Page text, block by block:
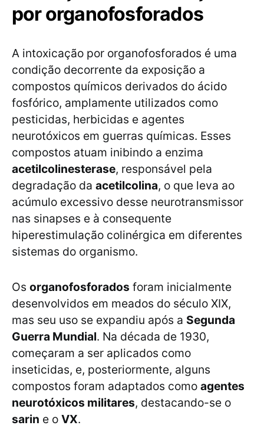
por organofosforados
A intoxicação por organofosforados é uma
condição decorrente da exposição a
compostos químicos derivados do ácido
fosfórico, amplamente utilizados como
pesticidas, herbicidas e agentes
neurotóxicos em guerras químicas. Esses
compostos atuam inibindo a enzima
acetilcolinesterase, responsável pela
degradação da acetilcolina, o que leva ao
acúmulo excessivo desse neurotransmissor
nas sinapses e à consequente
hiperestimulação colinérgica em diferentes
sistemas do organismo.
Os organofosforados foram inicialmente
desenvolvidos em meados do século XIX,
mas seu uso se expandiu após a Segunda
Guerra Mundial. Na década de 1930,
começaram a ser aplicados como
inseticidas, e, posteriormente, alguns
compostos foram adaptados como agentes
neurotóxicos militares, destacando-se o
sarin e o VX.